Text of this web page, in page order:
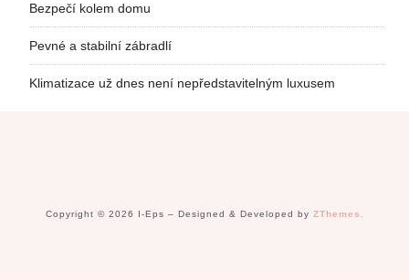
Bezpečí kolem domu
Pevné a stabilní zábradlí
Klimatizace už dnes není nepředstavitelným luxusem
Copyright © 2026 I-Eps – Designed & Developed by ZThemes.